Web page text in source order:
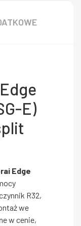
E)
Edge
R32,
we
w cenie,